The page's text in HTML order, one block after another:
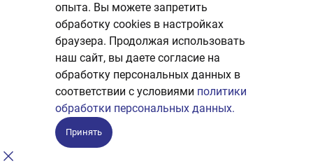
опыта. Вы можете запретить
обработку сookies в настройках
браузера. Продолжая использовать
наш сайт, вы даете согласие на
обработку персональных данных в
соответствии с условиями политики
обработки персональных данных.
Принять